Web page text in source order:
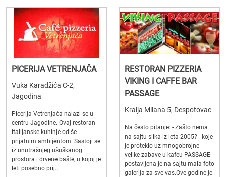
PICERIJA VETRENJAČA
Vuka Karadžića C-2,
Jagodina
Picerija Vetrenjača nalazi se u
centru Jagodine. Ovaj restoran
italijanske kuhinje odiše
prijatnim ambijentom. Sastoji se
iz unutrašnjeg ušuškanog
prostora i drvene bašte, u kojoj je
leti posebno prij...
RESTORAN PIZZERIA
VIKING I CAFFE BAR
PASSAGE
Kralja Milana 5, Despotovac
Na često pitanje: - Zašto nema
na sajtu slika iz leta 2005? - koje
je proteklo uz mnogobrojne
velike zabave u kafeu PASSAGE -
postavljena je na sajtu mala foto
galerija za sve vas.Ove godine je